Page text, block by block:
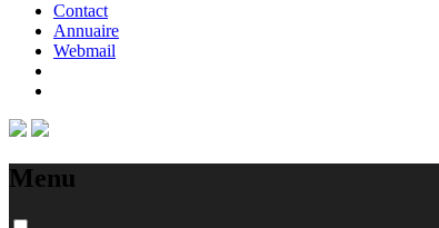
Contact
Annuaire
Webmail
Menu